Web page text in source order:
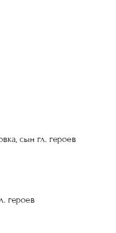
сын гл. героев
героев